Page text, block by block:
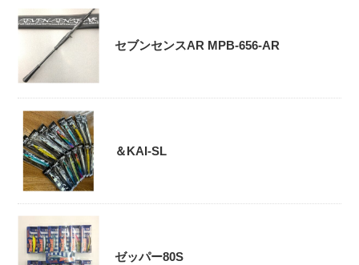
セブンセンスAR MPB-656-AR
＆KAI-SL
ゼッパー80S